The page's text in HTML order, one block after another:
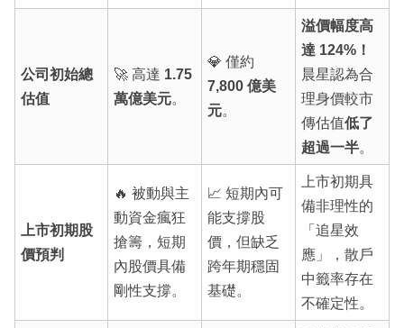
公司初始總
估值
🚀 高達 1.75
萬億美元。
💎 僅約
7,800 億美
元。
溢價幅度高
達 124%！
晨星認為合
理身價較市
傳估值低了
超過一半。
上市初期股
價預判
🔥 被動與主
動資金瘋狂
搶籌，短期
內股價具備
剛性支撐。
📈 短期內可
能支撐股
價，但缺乏
跨年期穩固
基礎。
上市初期具
備非理性的
「追星效
應」，散戶
中籤率存在
不確定性。